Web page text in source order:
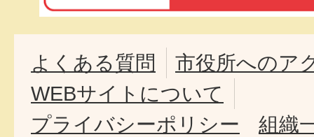
よくある質問
市役所へのア
WEBサイトについて
プライバシーポリシー
組織